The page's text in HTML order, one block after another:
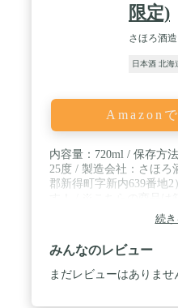
限定)
さほろ酒造
日本酒 北海
Amazon
内容量：720ml / 保存方
25度 / 製造会社：さほろ
郡新得町字新内639番地
るサービス包装承りま
メッセージにて「ギフ
す。
続
みんなのレビュー
まだレビューはありませ